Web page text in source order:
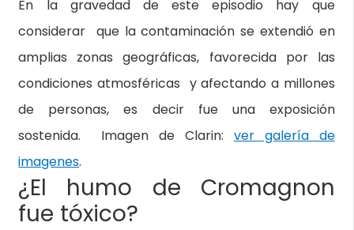
En la gravedad de este episodio hay que
considerar que la contaminación se extendió en
amplias zonas geográficas, favorecida por las
condiciones atmosféricas y afectando a millones
de personas, es decir fue una exposición
sostenida. Imagen de Clarin: ver galería de
imagenes.
¿El humo de Cromagnon
fue tóxico?